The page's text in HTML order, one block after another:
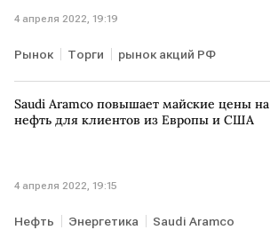
4 апреля 2022, 19:19
Рынок Торги рынок акций РФ
Saudi Aramco повышает майские цены на
нефть для клиентов из Европы и США
4 апреля 2022, 19:15
Нефть Энергетика Saudi Aramco